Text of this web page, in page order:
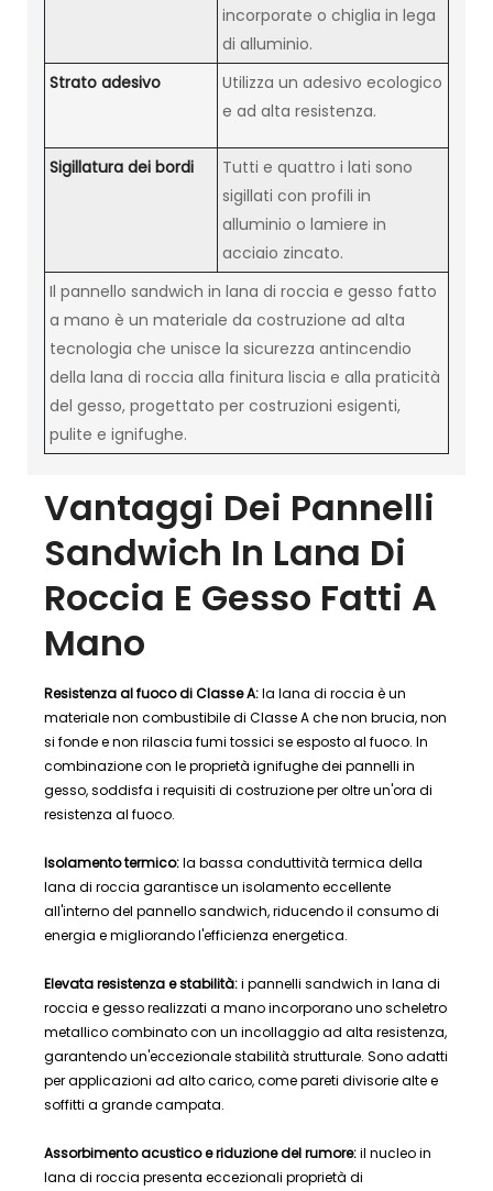
incorporate o chiglia in lega
di alluminio.
Strato adesivo
Utilizza un adesivo ecologico
e ad alta resistenza.
Sigillatura dei bordi
Tutti e quattro i lati sono
sigillati con profili in
alluminio o lamiere in
acciaio zincato.
Il pannello sandwich in lana di roccia e gesso fatto
a mano è un materiale da costruzione ad alta
tecnologia che unisce la sicurezza antincendio
della lana di roccia alla finitura liscia e alla praticità
del gesso, progettato per costruzioni esigenti,
pulite e ignifughe.
Vantaggi Dei Pannelli
Sandwich In Lana Di
Roccia E Gesso Fatti A
Mano
Resistenza al fuoco di Classe A:la lana di roccia è un
materiale non combustibile di Classe A che non brucia, non
si fonde e non rilascia fumi tossici se esposto al fuoco. In
combinazione con le proprietà ignifughe dei pannelli in
gesso, soddisfa i requisiti di costruzione per oltre un'ora di
resistenza al fuoco.
Isolamento termico:la bassa conduttività termica della
lana di roccia garantisce un isolamento eccellente
all'interno del pannello sandwich, riducendo il consumo di
energia e migliorando l'efficienza energetica.
Elevata resistenza e stabilità:i pannelli sandwich in lana di
roccia e gesso realizzati a mano incorporano uno scheletro
metallico combinato con un incollaggio ad alta resistenza,
garantendo un'eccezionale stabilità strutturale. Sono adatti
per applicazioni ad alto carico, come pareti divisorie alte e
soffitti a grande campata.
Assorbimento acustico e riduzione del rumore:il nucleo in
lana di roccia presenta eccezionali proprietà di